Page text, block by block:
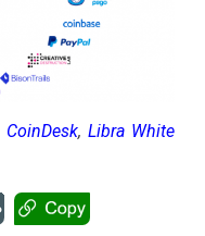
CoinDesk,Libra White